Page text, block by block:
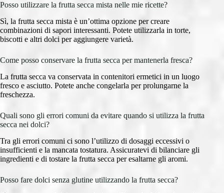
Posso utilizzare la frutta secca mista nelle mie ricette?
Sì, la frutta secca mista è un’ottima opzione per creare
combinazioni di sapori interessanti. Potete utilizzarla in torte,
biscotti e altri dolci per aggiungere varietà.
Come posso conservare la frutta secca per mantenerla fresca?
La frutta secca va conservata in contenitori ermetici in un luogo
fresco e asciutto. Potete anche congelarla per prolungarne la
freschezza.
Quali sono gli errori comuni da evitare quando si utilizza la frutta
secca nei dolci?
Tra gli errori comuni ci sono l’utilizzo di dosaggi eccessivi o
insufficienti e la mancata tostatura. Assicuratevi di bilanciare gli
ingredienti e di tostare la frutta secca per esaltarne gli aromi.
Posso fare dolci senza glutine utilizzando la frutta secca?